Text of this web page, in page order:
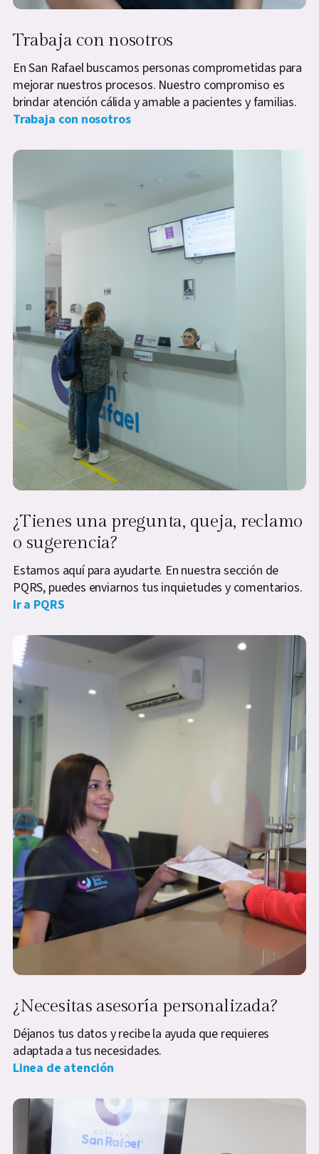
Trabaja con nosotros
En San Rafael buscamos personas comprometidas para
mejorar nuestros procesos. Nuestro compromiso es
brindar atención cálida y amable a pacientes y familias.
Trabaja con nosotros
¿Tienes una pregunta, queja, reclamo
o sugerencia?
Estamos aquí para ayudarte. En nuestra sección de
PQRS, puedes enviarnos tus inquietudes y comentarios.
Ir a PQRS
¿Necesitas asesoría personalizada?
Déjanos tus datos y recibe la ayuda que requieres
adaptada a tus necesidades.
Linea de atención